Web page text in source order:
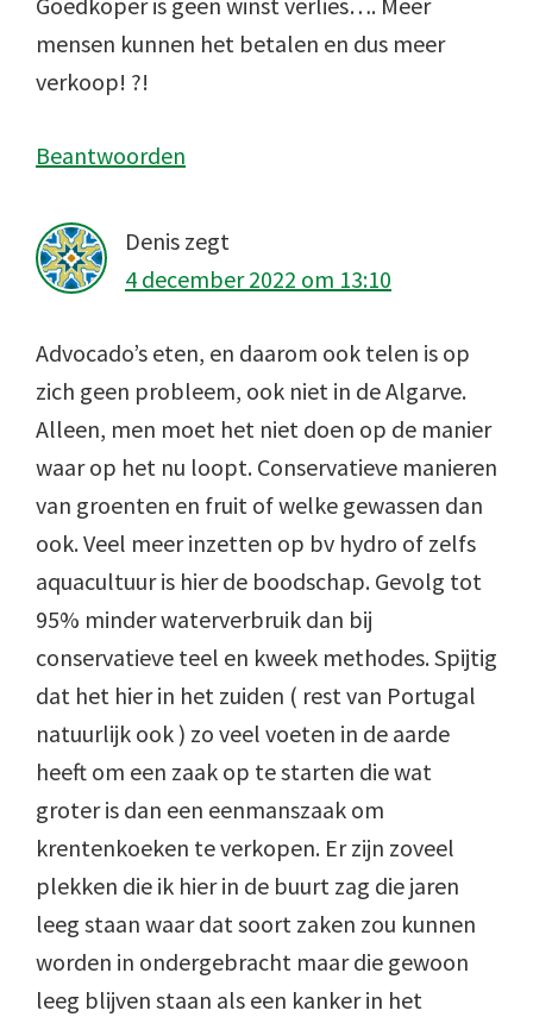
mensen kunnen het betalen en dus meer
verkoop! ?!
Beantwoorden
Denis zegt
4 december 2022 om 13:10
Advocado’s eten, en daarom ook telen is op
zich geen probleem, ook niet in de Algarve.
Alleen, men moet het niet doen op de manier
waar op het nu loopt. Conservatieve manieren
van groenten en fruit of welke gewassen dan
ook. Veel meer inzetten op bv hydro of zelfs
aquacultuur is hier de boodschap. Gevolg tot
95% minder waterverbruik dan bij
conservatieve teel en kweek methodes. Spijtig
dat het hier in het zuiden ( rest van Portugal
natuurlijk ook ) zo veel voeten in de aarde
heeft om een zaak op te starten die wat
groter is dan een eenmanszaak om
krentenkoeken te verkopen. Er zijn zoveel
plekken die ik hier in de buurt zag die jaren
leeg staan waar dat soort zaken zou kunnen
worden in ondergebracht maar die gewoon
leeg blijven staan als een kanker in het